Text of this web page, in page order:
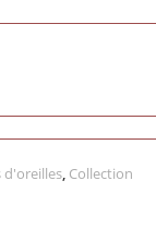
d'oreilles, Collection